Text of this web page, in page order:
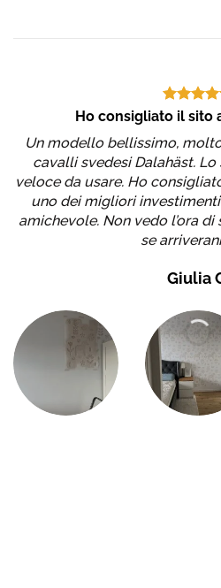
Ho consigliato il sito
Un modello bellissimo,
cavalli svedesi Dalahäst.
veloce da usare. Ho
uno dei migliori
amichevole. Non vedo l’ora
se
Giulia